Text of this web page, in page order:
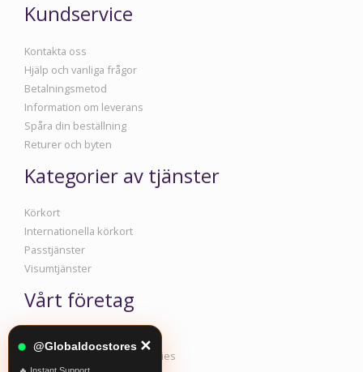
Kundservice
Kontakta oss
Hjälp och vanliga frågor
Betalningsmetod
Information om leverans
Spåra din beställning
Returer och byten
Kategorier av tjänster
Körkort
Internationella körkort
Passtjänster
Visumtjänster
Vårt företag
Information om företaget
Policy för integritet och cookies
@Globaldocstores ✕